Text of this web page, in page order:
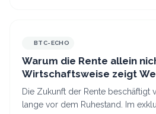
BTC-ECHO
Warum die Rente allein
Wirtschaftsweise zeigt
auf
Die Zukunft der Rente beschäftigt
lange vor dem Ruhestand. Im